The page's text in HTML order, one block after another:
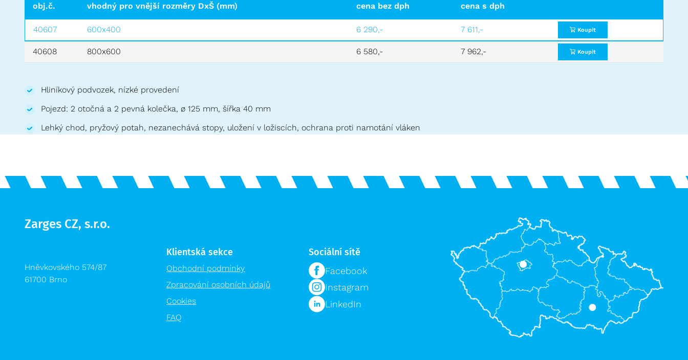
obj.č. vhodný pro vnější rozměry DxŠ (mm) cena bez dph cena s dph
40607 600x400 6 290,- 7 611,- Koupit
40608 800x600 6 580,- 7 962,- Koupit
Hliníkový podvozek, nízké provedení
Pojezd: 2 otočná a 2 pevná kolečka, ø 125 mm, šířka 40 mm
Lehký chod, pryžový potah, nezanechává stopy, uložení v ložiscích, ochrana proti namotání vláken
Zarges CZ, s.r.o.
Hněvkovského 574/87
61700 Brno
Klientská sekce
Obchodní podmínky
Zpracování osobních údajů
Cookies
FAQ
Sociální sítě
Facebook
Instagram
LinkedIn